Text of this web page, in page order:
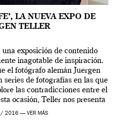
LA NUEVA EXPO DE
TELLER
exposición de contenido
inagotable de inspiración.
el fotógrafo alemán Juergen
series de fotografías en las que
las contradicciones entre el
ocasión, Teller nos presenta
[…]
/ 2016 — VER MÁS